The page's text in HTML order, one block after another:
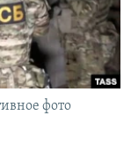
фото